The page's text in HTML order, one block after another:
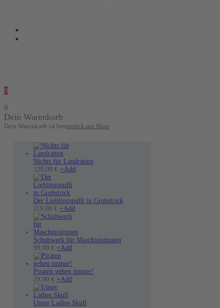
0
0
Dein Warenkorb
Dein Warenkorb ist leerzurück um Shop
Nichts für Landratten
129,00 € +Add
Varianten
können
auf
werden
Der Lieblingspulli in Grobstrick
119,00 € +Add
mehrere
Varianten
können
gewählt
Schuhwerk für Maschinistinnen
99,00 € +Add
mehrere
Optionen
Piraten gehen immer!
29,90 € +Add
mehrere
Unser Ladies Skull